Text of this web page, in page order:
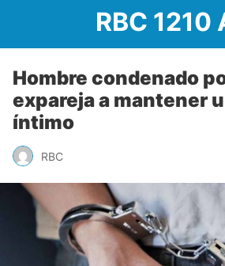
RBC 1210
Hombre condenado
expareja a mantener
íntimo
RBC